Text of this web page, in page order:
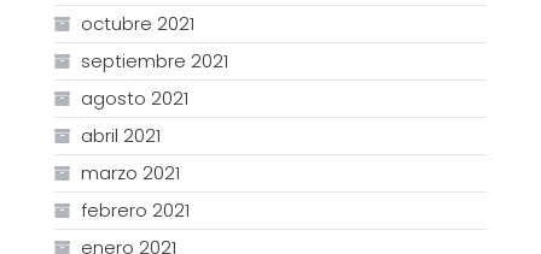
octubre 2021
septiembre 2021
agosto 2021
abril 2021
marzo 2021
febrero 2021
enero 2021